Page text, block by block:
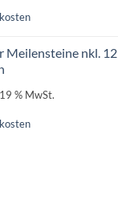
Meilensteine nkl. 12
% MwSt.